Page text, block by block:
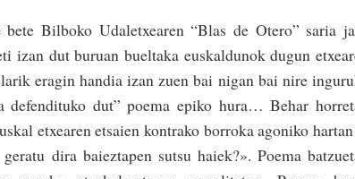
Bilboko Udaletxearen “Blas de Otero” saria
izan dut buruan bueltaka euskaldunok dugun
eragin handia izan zuen bai nigan bai nire
defendituko dut” poema epiko hura… Behar
etxearen etsaien kontrako borroka agoniko
dira baieztapen sutsu haiek?». Poema